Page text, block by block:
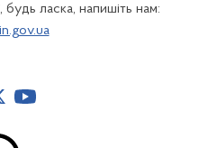
будь ласка, напишіть нам: